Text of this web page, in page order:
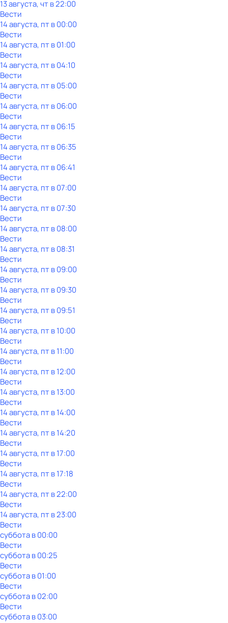
13 августа, чт в 22:00
Вести
14 августа, пт в 00:00
Вести
14 августа, пт в 01:00
Вести
14 августа, пт в 04:10
Вести
14 августа, пт в 05:00
Вести
14 августа, пт в 06:00
Вести
14 августа, пт в 06:15
Вести
14 августа, пт в 06:35
Вести
14 августа, пт в 06:41
Вести
14 августа, пт в 07:00
Вести
14 августа, пт в 07:30
Вести
14 августа, пт в 08:00
Вести
14 августа, пт в 08:31
Вести
14 августа, пт в 09:00
Вести
14 августа, пт в 09:30
Вести
14 августа, пт в 09:51
Вести
14 августа, пт в 10:00
Вести
14 августа, пт в 11:00
Вести
14 августа, пт в 12:00
Вести
14 августа, пт в 13:00
Вести
14 августа, пт в 14:00
Вести
14 августа, пт в 14:20
Вести
14 августа, пт в 17:00
Вести
14 августа, пт в 17:18
Вести
14 августа, пт в 22:00
Вести
14 августа, пт в 23:00
Вести
субботав00:00
Вести
субботав00:25
Вести
субботав01:00
Вести
субботав02:00
Вести
субботав03:00